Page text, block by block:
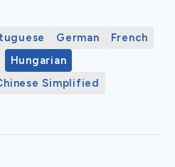
German
French
Hungarian
Simplified